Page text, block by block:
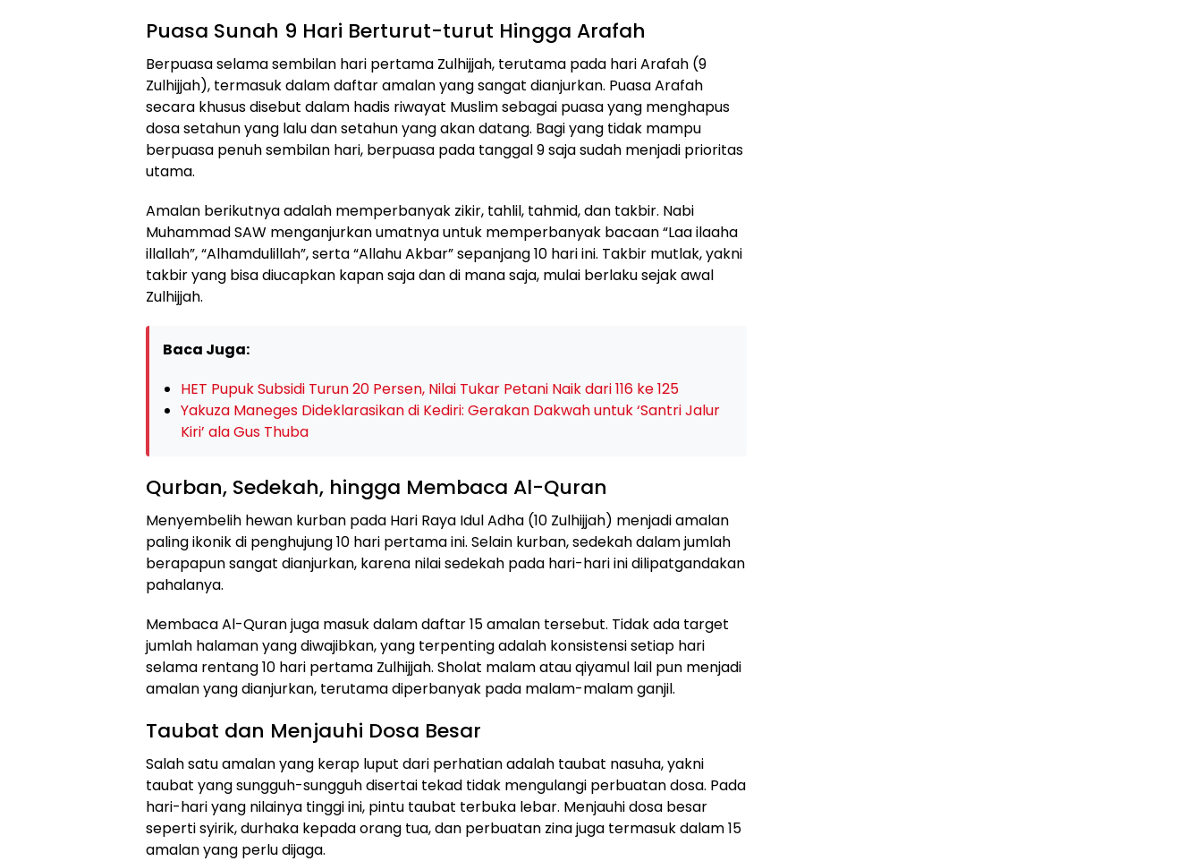
Puasa Sunah 9 Hari Berturut-turut Hingga Arafah
Berpuasa selama sembilan hari pertama Zulhijjah, terutama pada hari Arafah (9
Zulhijjah), termasuk dalam daftar amalan yang sangat dianjurkan. Puasa Arafah
secara khusus disebut dalam hadis riwayat Muslim sebagai puasa yang menghapus
dosa setahun yang lalu dan setahun yang akan datang. Bagi yang tidak mampu
berpuasa penuh sembilan hari, berpuasa pada tanggal 9 saja sudah menjadi prioritas
utama.
Amalan berikutnya adalah memperbanyak zikir, tahlil, tahmid, dan takbir. Nabi
Muhammad SAW menganjurkan umatnya untuk memperbanyak bacaan “Laa ilaaha
illallah”, “Alhamdulillah”, serta “Allahu Akbar” sepanjang 10 hari ini. Takbir mutlak, yakni
takbir yang bisa diucapkan kapan saja dan di mana saja, mulai berlaku sejak awal
Zulhijjah.
Baca Juga:
HET Pupuk Subsidi Turun 20 Persen, Nilai Tukar Petani Naik dari 116 ke 125
Yakuza Maneges Dideklarasikan di Kediri: Gerakan Dakwah untuk ‘Santri Jalur
Kiri’ ala Gus Thuba
Qurban, Sedekah, hingga Membaca Al-Quran
Menyembelih hewan kurban pada Hari Raya Idul Adha (10 Zulhijjah) menjadi amalan
paling ikonik di penghujung 10 hari pertama ini. Selain kurban, sedekah dalam jumlah
berapapun sangat dianjurkan, karena nilai sedekah pada hari-hari ini dilipatgandakan
pahalanya.
Membaca Al-Quran juga masuk dalam daftar 15 amalan tersebut. Tidak ada target
jumlah halaman yang diwajibkan, yang terpenting adalah konsistensi setiap hari
selama rentang 10 hari pertama Zulhijjah. Sholat malam atau qiyamul lail pun menjadi
amalan yang dianjurkan, terutama diperbanyak pada malam-malam ganjil.
Taubat dan Menjauhi Dosa Besar
Salah satu amalan yang kerap luput dari perhatian adalah taubat nasuha, yakni
taubat yang sungguh-sungguh disertai tekad tidak mengulangi perbuatan dosa. Pada
hari-hari yang nilainya tinggi ini, pintu taubat terbuka lebar. Menjauhi dosa besar
seperti syirik, durhaka kepada orang tua, dan perbuatan zina juga termasuk dalam 15
amalan yang perlu dijaga.